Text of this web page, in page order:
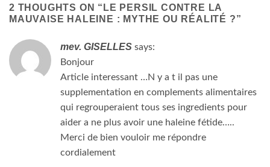
2 THOUGHTS ON “ LE PERSIL CONTRE LA
MAUVAISE HALEINE : MYTHE OU RÉALITÉ ?”
mev. GISELLES says:
Bonjour
Article interessant …N y a t il pas une
supplementation en complements alimentaires
qui regrouperaient tous ses ingredients pour
aider a ne plus avoir une haleine fétide…..
Merci de bien vouloir me répondre
cordialement